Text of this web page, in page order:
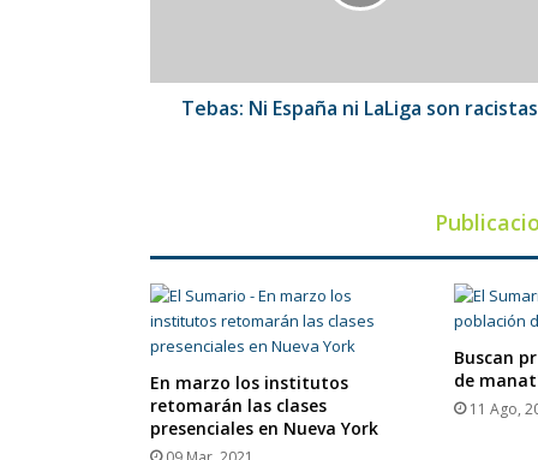
Tebas: Ni España ni LaLiga son racistas
En marzo los institutos
retomarán las clases
presenciales en Nueva York
Buscan
de
11 Ago,